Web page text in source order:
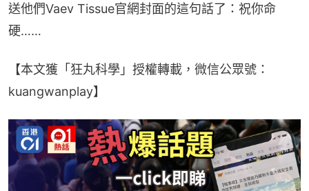
送他們Vaev Tissue官網封面的這句話了：祝你命
硬……
【本文獲「狂丸科學」授權轉載，微信公眾號：
kuangwanplay】